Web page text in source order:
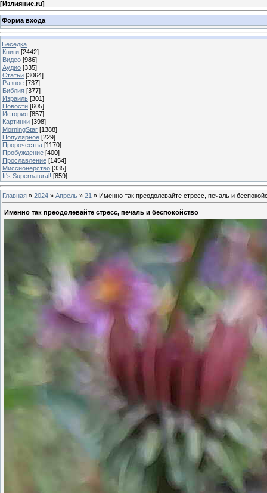
[Излияние.ru]
Форма входа
Беседка
Книги [2442]
Видео [986]
Аудио [335]
Статьи [3064]
Разное [737]
Библия [377]
Израиль [301]
Новости [605]
История [857]
Картинки [398]
MorningStar [1388]
Популярное [229]
Пророчества [1170]
Пробуждение [400]
Прославление [1454]
Миссионерство [335]
It's Supernatural! [859]
Главная » 2024 » Апрель » 21 » Именно так преодолевайте стресс, печаль и
Именно так преодолевайте стресс, печаль и беспокойство